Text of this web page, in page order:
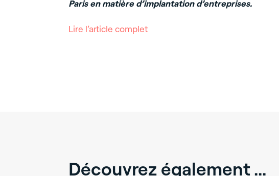
Paris en matière d’implantation d’entreprises.
Lire l’article complet
Découvrez également ...